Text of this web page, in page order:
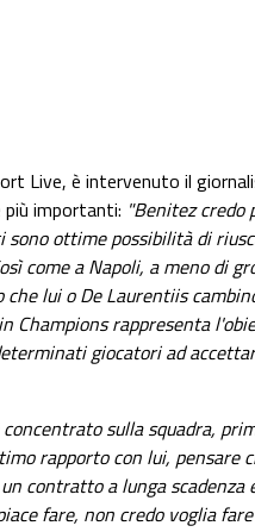
Live, è intervenuto il
più importanti: "Benitez credo
sono ottime possibilità di
come a Napoli, a meno di
lui o De Laurentiis
Champions rappresenta
giocatori ad
sulla squadra,
rapporto con lui, pensare
contratto a lunga
fare, non credo voglia